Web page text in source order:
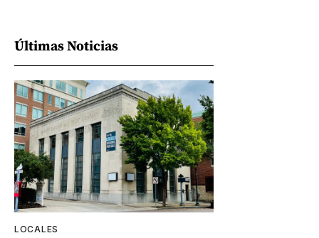
Últimas Noticias
LOCALES